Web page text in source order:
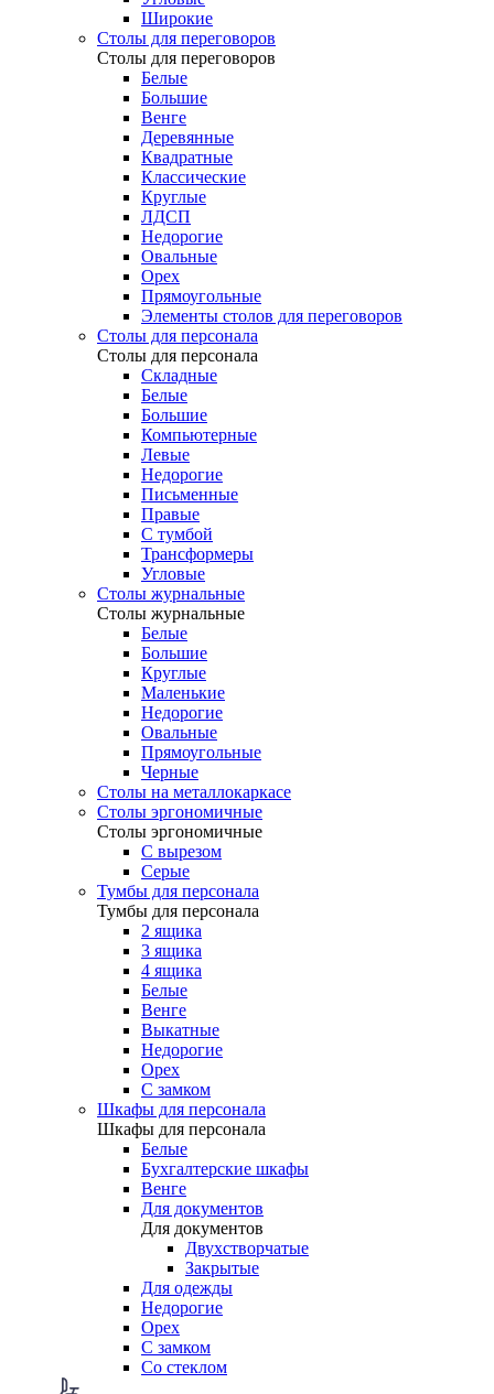
Широкие
Столы для переговоров
Столы для переговоров
Белые
Большие
Венге
Деревянные
Квадратные
Классические
Круглые
ЛДСП
Недорогие
Овальные
Орех
Прямоугольные
Элементы столов для переговоров
Столы для персонала
Столы для персонала
Cкладные
Белые
Большие
Компьютерные
Левые
Недорогие
Письменные
Правые
С тумбой
Трансформеры
Угловые
Столы журнальные
Столы журнальные
Белые
Большие
Круглые
Маленькие
Недорогие
Овальные
Прямоугольные
Черные
Столы на металлокаркасе
Столы эргономичные
Столы эргономичные
С вырезом
Серые
Тумбы для персонала
Тумбы для персонала
2 ящика
3 ящика
4 ящика
Белые
Венге
Выкатные
Недорогие
Орех
С замком
Шкафы для персонала
Шкафы для персонала
Белые
Бухгалтерские шкафы
Венге
Для документов
Для документов
Двухстворчатые
Закрытые
Для одежды
Недорогие
Орех
С замком
Со стеклом